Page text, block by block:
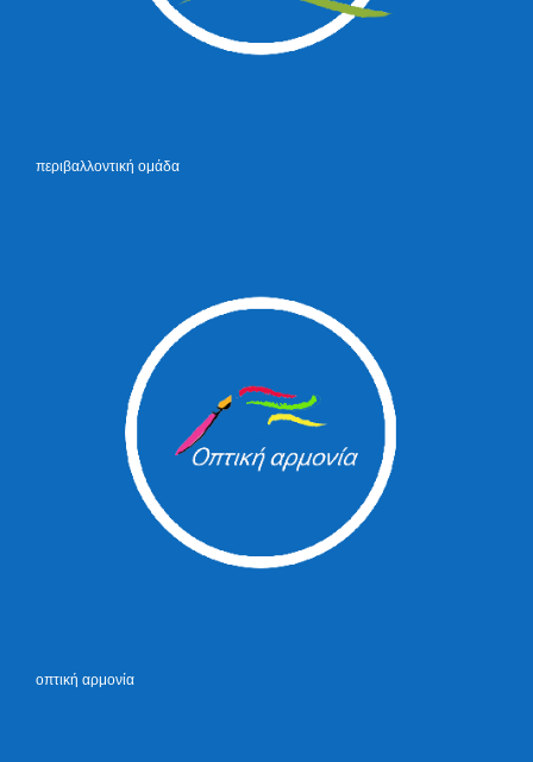
περιβαλλοντική ομάδα
οπτική αρμονία